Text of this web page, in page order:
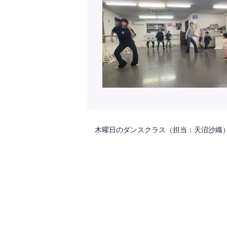
木曜日のダンスクラス（担当：天沼沙織